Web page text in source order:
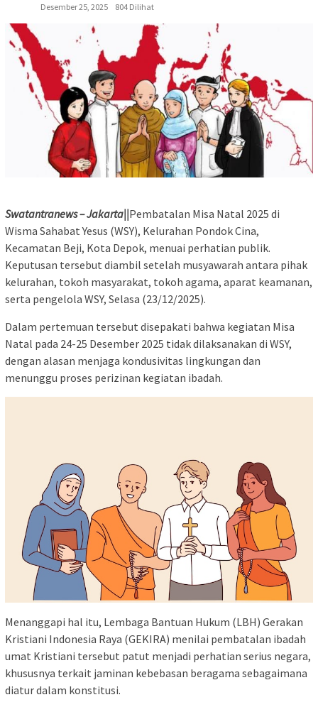
Desember 25, 2025
804 Dilihat
Swatantranews – Jakarta||Pembatalan Misa Natal 2025 di
Wisma Sahabat Yesus (WSY), Kelurahan Pondok Cina,
Kecamatan Beji, Kota Depok, menuai perhatian publik.
Keputusan tersebut diambil setelah musyawarah antara pihak
kelurahan, tokoh masyarakat, tokoh agama, aparat keamanan,
serta pengelola WSY, Selasa (23/12/2025).
Dalam pertemuan tersebut disepakati bahwa kegiatan Misa
Natal pada 24-25 Desember 2025 tidak dilaksanakan di WSY,
dengan alasan menjaga kondusivitas lingkungan dan
menunggu proses perizinan kegiatan ibadah.
Menanggapi hal itu, Lembaga Bantuan Hukum (LBH) Gerakan
Kristiani Indonesia Raya (GEKIRA) menilai pembatalan ibadah
umat Kristiani tersebut patut menjadi perhatian serius negara,
khususnya terkait jaminan kebebasan beragama sebagaimana
diatur dalam konstitusi.